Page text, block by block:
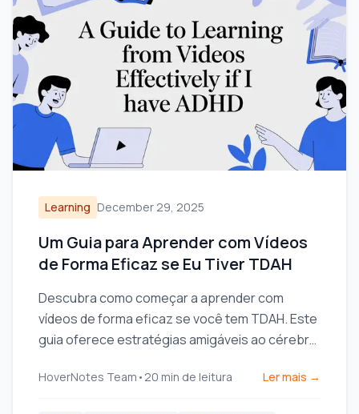
Learning December 29, 2025
Um Guia para Aprender com Vídeos
de Forma Eficaz se Eu Tiver TDAH
Descubra como começar a aprender com
vídeos de forma eficaz se você tem TDAH. Este
guia oferece estratégias amigáveis ao cérebro
HoverNotes Team • 20 min de leitura Ler mais →